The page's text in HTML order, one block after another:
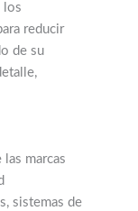
los
reducir
de su
las marcas
sistemas de